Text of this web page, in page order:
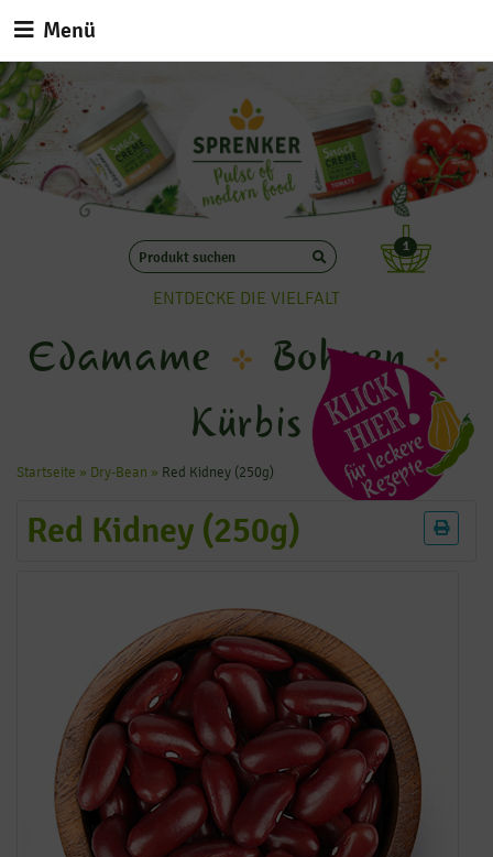
1
ENTDECKE DIE VIELFALT
Edamame
Bohnen
Kürbis
Menü
Startseite » Dry-Bean » Red Kidney (250g)
Red Kidney (250g)